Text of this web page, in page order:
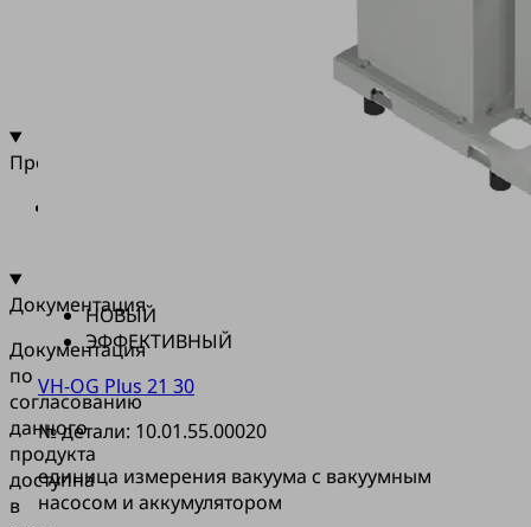
Промышленность
Документация
Документация
по
согласованию
данного
продукта
доступна
в
НОВЫЙ
ЭФФЕКТИВНЫЙ
VH-OG Plus 21 30
№ детали: 10.01.55.00020
единица измерения вакуума с вакуумным
насосом и аккумулятором